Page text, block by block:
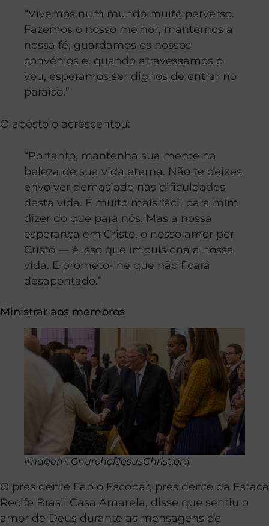
“Vivemos num mundo muito perverso.
Fazemos o nosso melhor, mantemos a
nossa fé, guardamos os nossos
convénios e, quando atravessamos o
véu, esperamos ser dignos de entrar no
paraíso.”
O apóstolo acrescentou:
“Portanto, mantenha sua mente na
beleza de sua vida eterna. Não te deixes
envolver demasiado nas dificuldades
desta vida. É muito mais fácil para mim
dizer do que para nós. Mas a nossa
esperança em Cristo, o nosso amor por
Cristo — é isso que impulsiona a nossa
vida. E prometo-lhe que não ficará
desapontado.”
Ministrar aos membros
Imagem: ChurchofJesusChrist.org
O presidente Fabio Escobar, presidente da Estaca
Recife Brasil Casa Amarela, disse que sentiu o
amor de Deus durante as mensagens de